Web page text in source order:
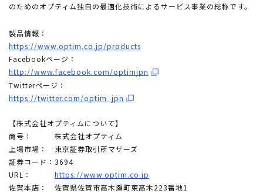
のためのオプティム独自の最適化技術によるサービス事業の総称です。
製品情報：
https://www.optim.co.jp/products
Facebookページ：
http://www.facebook.com/optimjpn
Twitterページ：
https://twitter.com/optim_jpn
【株式会社オプティムについて】
商号：
株式会社オプティム
上場市場：
東京証券取引所マザーズ
証券コード： 3694
URL：
https://www.optim.co.jp
佐賀本店：
佐賀県佐賀市高木瀬町東高木223番地1